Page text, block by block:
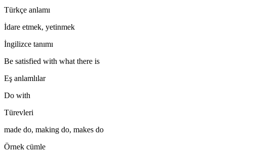
Türkçe anlamı
İdare etmek, yetinmek
İngilizce tanımı
Be satisfied with what there is
Eş anlamlılar
Do with
Türevleri
made do, making do, makes do
Örnek cümle